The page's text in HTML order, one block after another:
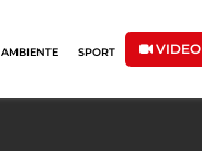
AMBIENTE SPORT VIDEO